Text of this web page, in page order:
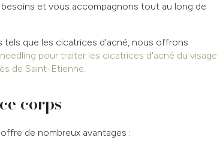
et vous accompagnons tout au long de
tels que les cicatrices d'acné, nous offrons
pour traiter les cicatrices d'acné du visage
de Saint-Etienne.
corps
de nombreux avantages :